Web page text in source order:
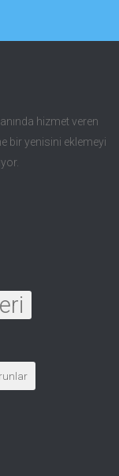
hizmet veren
bir yenisini eklemeyi